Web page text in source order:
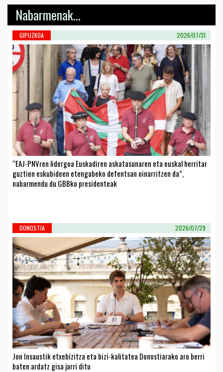
Nabarmenak...
GIPUZKOA 2026/07/31
“EAJ-PNVren lidergoa Euskadiren askatasunaren eta euskal herritar
guztien eskubideen etengabeko defentsan oinarritzen da”,
nabarmendu du GBBko presidenteak
DONOSTIA 2026/07/29
Jon Insaustik etxebizitza eta bizi-kalitatea Donostiarako aro berri
baten ardatz gisa jarri ditu